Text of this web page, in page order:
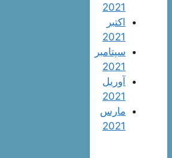
2021
اکتبر
2021
سپتامبر
2021
آوریل
2021
مارس
2021